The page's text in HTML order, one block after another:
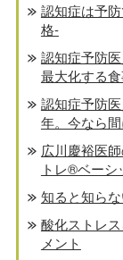
認知症は予
格-
認知症予防
最大化する
認知症予防
年。今なら
広川慶裕医
トレ®️ベーシ
知ると知ら
酸化ストレ
メント